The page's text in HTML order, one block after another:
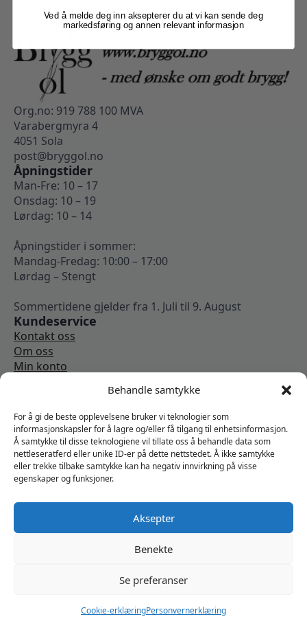
Behandle samtykke
For å gi de beste opplevelsene bruker vi teknologier som
informasjonskapsler for å lagre og/eller få tilgang til enhetsinformasjon.
Å samtykke til disse teknologiene vil tillate oss å behandle data som
nettleseratferd eller unike ID-er på dette nettstedet. Å ikke samtykke
eller trekke tilbake samtykke kan ha negativ innvirkning på visse
egenskaper og funksjoner.
Aksepter
Benekte
Se preferanser
Cookie-erklæringPersonvernerklæring
Org.no: 919 788 100 MVA
Varabergmyra 4
4051 Sola
post@bryggol.no
Åpningstider
Man-Fre: 10 – 17
Onsdag: 10 – 19
Lørdag: 10 – 14
Åpningstider i sommer:
Mandag-Fredag: 10:00 – 17:00
Lørdag – Stengt
Sommertidene gjelder fra 1. Juli til 9. August
Kundeservice
Kontakt oss
Om oss
Min konto
Vi er sosiale
Ved å melde deg inn aksepterer du at vi kan sende deg
markedsføring og annen relevant informasjon